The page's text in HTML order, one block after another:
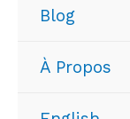
Blog
À Propos